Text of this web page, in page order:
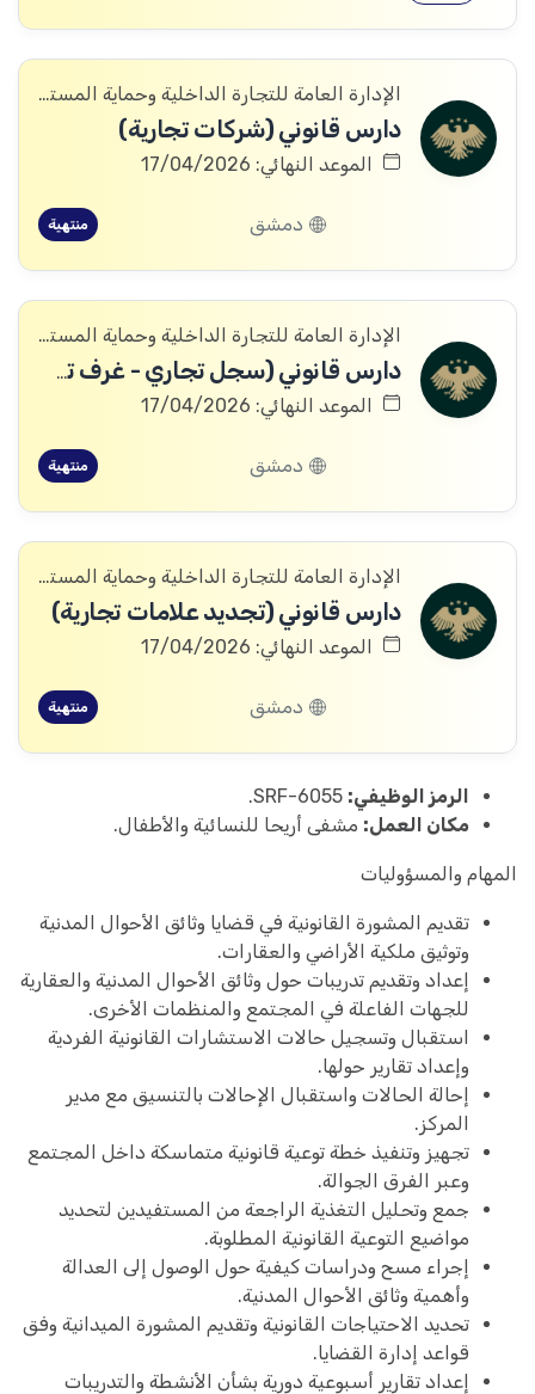
الإدارة العامة للتجارة الداخلية وحماية المستهلك
دارس قانوني (شركات تجارية)
الموعد النهائي: 17/04/2026
دمشق منتهية
الإدارة العامة للتجارة الداخلية وحماية المستهلك
دارس قانوني (سجل تجاري - غرف تجارية)
الموعد النهائي: 17/04/2026
دمشق منتهية
الإدارة العامة للتجارة الداخلية وحماية المستهلك
دارس قانوني (تجديد علامات تجارية)
الموعد النهائي: 17/04/2026
دمشق منتهية
الرمز الوظيفي:
مكان العمل: مشفى أريحا للنسائية والأطفال.
المهام والمسؤوليات
تقديم المشورة القانونية في قضايا وثائق الأحوال المدنية
وتوثيق ملكية الأراضي والعقارات.
إعداد وتقديم تدريبات حول وثائق الأحوال المدنية والعقارية
للجهات الفاعلة في المجتمع والمنظمات الأخرى.
استقبال وتسجيل حالات الاستشارات القانونية الفردية
وإعداد تقارير حولها.
إحالة الحالات واستقبال الإحالات بالتنسيق مع مدير
المركز.
تجهيز وتنفيذ خطة توعية قانونية متماسكة داخل المجتمع
وعبر الفرق الجوالة.
جمع وتحليل التغذية الراجعة من المستفيدين لتحديد
مواضيع التوعية القانونية المطلوبة.
إجراء مسح ودراسات كيفية حول الوصول إلى العدالة
وأهمية وثائق الأحوال المدنية.
تحديد الاحتياجات القانونية وتقديم المشورة الميدانية وفق
قواعد إدارة القضايا.
إعداد تقارير أسبوعية دورية بشأن الأنشطة والتدريبات